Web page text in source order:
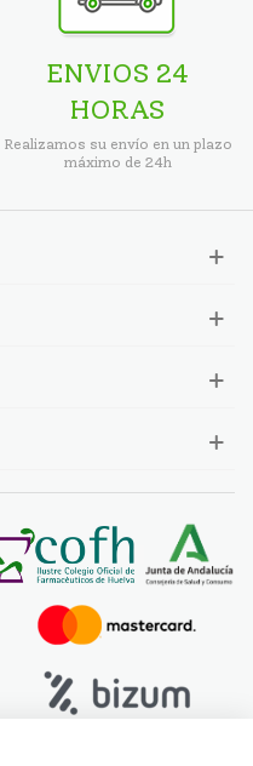
ENVIOS 24
HORAS
Realizamos su envío en un plazo
máximo de 24h